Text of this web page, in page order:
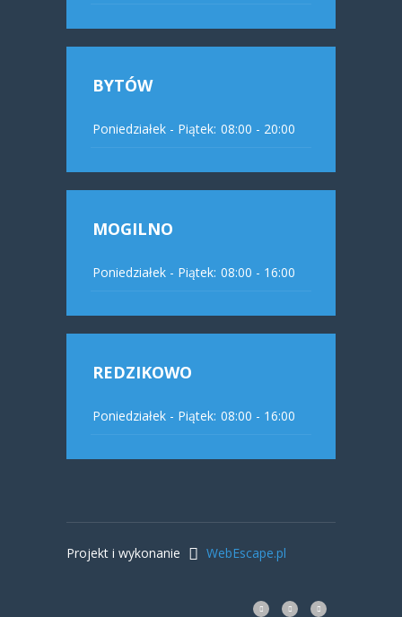
BYTÓW
Poniedziałek - Piątek: 08:00 - 20:00
MOGILNO
Poniedziałek - Piątek: 08:00 - 16:00
REDZIKOWO
Poniedziałek - Piątek: 08:00 - 16:00
Projekt i wykonanie WebEscape.pl